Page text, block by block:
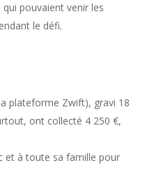
qui pouvaient venir les
le défi.
plateforme Zwift), gravi 18
ont collecté 4 250 €,
et à toute sa famille pour